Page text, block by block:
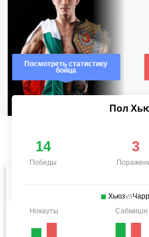
Посмотреть статистику
бойца
Пол
14
Победы
3
Хьюзvs
Нокауты
Сабмишн